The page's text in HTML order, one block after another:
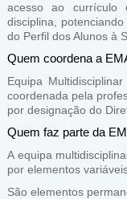
acesso ao currículo
disciplina,
do Perfil dos Alunos à
Quem coordena a
Equipa
coordenada pela
por designação do
Quem faz parte da
A equipa
por elementos
São elementos